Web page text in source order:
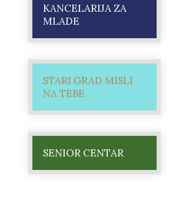
KANCELARIJA ZA
MLADE
STARI GRAD MISLI
NA TEBE
SENIOR CENTAR